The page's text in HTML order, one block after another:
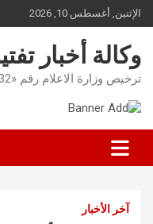
Skip
to
content
الإثنين, أغسطس 10, 2026
وكالة أخبار
ترخيص وزارة الاعلام رقم «2019/332» للتواصل : 51787720
آخر الأخبار